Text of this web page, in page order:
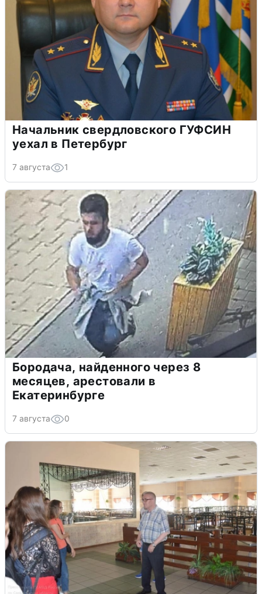
Начальник свердловского ГУФСИН
уехал в Петербург
7 августа 1
Бородача, найденного через 8
месяцев, арестовали в
Екатеринбурге
7 августа 0